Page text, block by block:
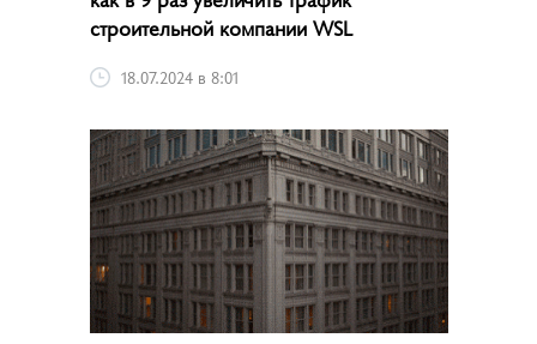
строительной компании WSL
18.07.2024 в 8:01